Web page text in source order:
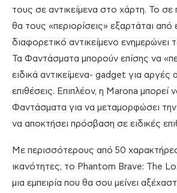
τους σε αντικείμενα στο χάρτη. Το σε
θα τους «περιορίσεις» εξαρτάται από
διαφορετικό αντικείμενο ενημερώνει
Τα Φαντάσματα μπορούν επίσης να
ειδικά αντικείμενα- gadget για αργές
επιθέσεις. Επιπλέον, η Marona μπορεί
Φαντάσματα για να μεταμορφώσει την
να αποκτήσει πρόσβαση σε ειδικές
Με περισσότερους από 50
ικανότητες, το Phantom Brave: The
μια εμπειρία που θα σου μείνει